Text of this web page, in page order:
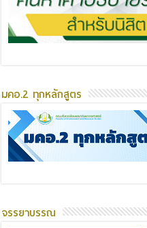
มคอ.2 ทุกหลักสูตร
จรรยาบรรณ